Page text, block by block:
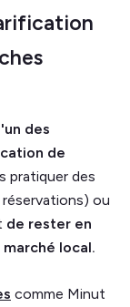
des
de
pratiquer des
ou
de rester en
local.
comme Minut